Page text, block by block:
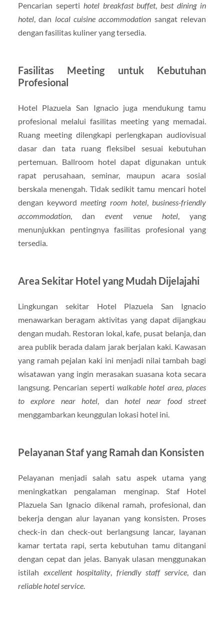
Pencarian seperti hotel breakfast buffet,best dining in
hotel, dan local cuisine accommodation sangat relevan
dengan fasilitas kuliner yang tersedia.
Fasilitas Meeting untuk Kebutuhan
Profesional
Hotel Plazuela San Ignacio juga mendukung tamu
profesional melalui fasilitas meeting yang memadai.
Ruang meeting dilengkapi perlengkapan audiovisual
dasar dan tata ruang fleksibel sesuai kebutuhan
pertemuan. Ballroom hotel dapat digunakan untuk
rapat perusahaan, seminar, maupun acara sosial
berskala menengah. Tidak sedikit tamu mencari hotel
dengan keywordmeeting room hotel,business-friendly
accommodation, danevent venue hotel, yang
menunjukkan pentingnya fasilitas profesional yang
tersedia.
Area Sekitar Hotel yang Mudah Dijelajahi
Lingkungan sekitar Hotel Plazuela San Ignacio
menawarkan beragam aktivitas yang dapat dijangkau
dengan mudah. Restoran lokal, kafe, pusat belanja, dan
area publik berada dalam jarak berjalan kaki. Kawasan
yang ramah pejalan kaki ini menjadi nilai tambah bagi
wisatawan yang ingin merasakan suasana kota secara
langsung. Pencarian seperti walkable hotel area,places
to explore near hotel, dan hotel near food street
menggambarkan keunggulan lokasi hotel ini.
Pelayanan Staf yang Ramah dan Konsisten
Pelayanan menjadi salah satu aspek utama yang
meningkatkan pengalaman menginap. Staf Hotel
Plazuela San Ignacio dikenal ramah, profesional, dan
bekerja dengan alur layanan yang konsisten. Proses
check-in dan check-out berlangsung lancar, layanan
kamar tertata rapi, serta kebutuhan tamu ditangani
dengan cepat dan jelas. Banyak ulasan menggunakan
istilah excellent hospitality, friendly staff service, dan
reliable hotel service.